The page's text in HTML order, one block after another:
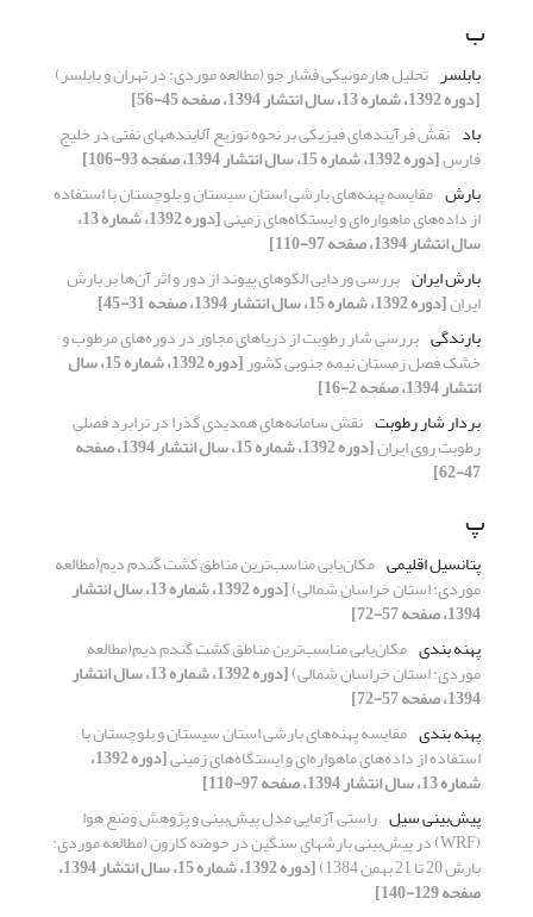
ب
بابلسر تحلیل هارمونیکی فشار جو (مطالعه موردی: در تهران و بابلسر)
[دوره 1392، شماره 13، سال انتشار 1394، صفحه 45-56]
باد نقش فرآیندهای فیزیکی بر نحوه توزیع آلاینده‏های نفتی در خلیج
فارس[دوره 1392، شماره 15، سال انتشار 1394، صفحه 93-106]
بارش مقایسه پهنه‌های بارشی استان سیستان و بلوچستان با استفاده
از داده‌های ماهواره‌ای و ایستگاه‌های زمینی [دوره 1392، شماره 13،
سال انتشار 1394، صفحه 97-110]
بارش ایران بررسی وردایی الگوهای پیوند از دور و اثر آن‌ها بر بارش
ایران[دوره 1392، شماره 15، سال انتشار 1394، صفحه 31-45]
بارندگی بررسی شار رطوبت از دریاهای مجاور در دوره‌های مرطوب و
خشک فصل زمستان نیمه جنوبی کشور [دوره 1392، شماره 15، سال
انتشار 1394، صفحه 2-16]
بردار شار رطوبت نقش سامانه‌های همدیدی گذرا در ترابرد فصلی
رطوبت روی ایران [دوره 1392، شماره 15، سال انتشار 1394، صفحه
47-62]
پ
پتانسیل اقلیمی مکان‌یابی مناسب‌ترین مناطق کشت گندم دیم(مطالعه
موردی: استان خراسان شمالی) [دوره 1392، شماره 13، سال انتشار
1394، صفحه 57-72]
پهنه بندی مکان‌یابی مناسب‌ترین مناطق کشت گندم دیم(مطالعه
موردی: استان خراسان شمالی) [دوره 1392، شماره 13، سال انتشار
1394، صفحه 57-72]
پهنه بندی مقایسه پهنه‌های بارشی استان سیستان و بلوچستان با
استفاده از داده‌های ماهواره‌ای و ایستگاه‌های زمینی [دوره 1392،
شماره 13، سال انتشار 1394، صفحه 97-110]
پیش‌بینی سیل راستی آزمایی مدل پیش‌بینی و پژوهش وضع هوا
(WRF) در پیش‌بینی بارشهای سنگین در حوضه کارون (مطالعه موردی:
بارش 20 تا 21 بهمن 1384) [دوره 1392، شماره 15، سال انتشار 1394،
صفحه 129-140]